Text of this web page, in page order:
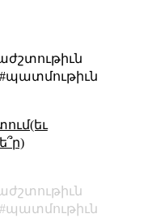
պատմութիւն